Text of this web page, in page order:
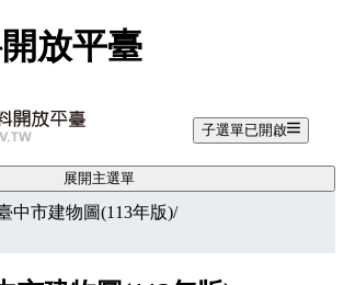
放平臺
子選單已開啟
展開主選單
中市建物圖(113年版)/